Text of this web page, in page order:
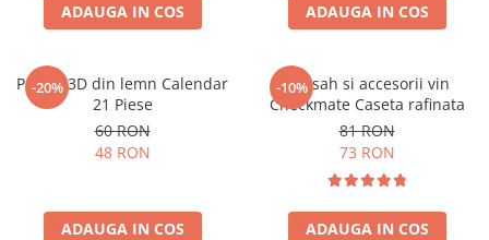
ADAUGA IN COS ADAUGA IN COS
-20%
Puzzle 3D din lemn Calendar
21 Piese
60 RON
48 RON
ADAUGA IN COS
-10%
Set sah si accesorii vin
Checkmate Caseta rafinata
81 RON
73 RON
ADAUGA IN COS